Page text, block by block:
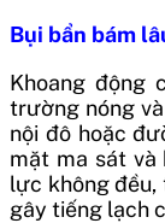
Bụi bẩn bám
Khoang động
trường nóng
nội đô hoặc
mặt ma sát
lực không
gây tiếng lạch